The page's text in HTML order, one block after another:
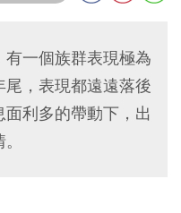
一個族群表現極為
，表現都遠遠落後
利多的帶動下，出